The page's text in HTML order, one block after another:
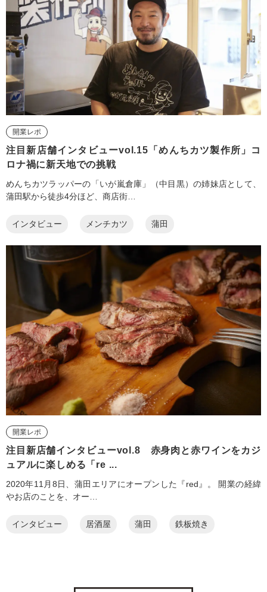
開業レポ
注目新店舗インタビューvol.15「めんちカツ製作所」コ
ロナ禍に新天地での挑戦
めんちカツラッパーの「いが嵐倉庫」（中目黒）の姉妹店として、
蒲田駅から徒歩4分ほど、商店街…
インタビュー メンチカツ 蒲田
開業レポ
注目新店舗インタビューvol.8 赤身肉と赤ワインをカジ
ュアルに楽しめる「re ...
2020年11月8日、蒲田エリアにオープンした『red』。 開業の経緯
やお店のことを、オー…
インタビュー 居酒屋 蒲田 鉄板焼き